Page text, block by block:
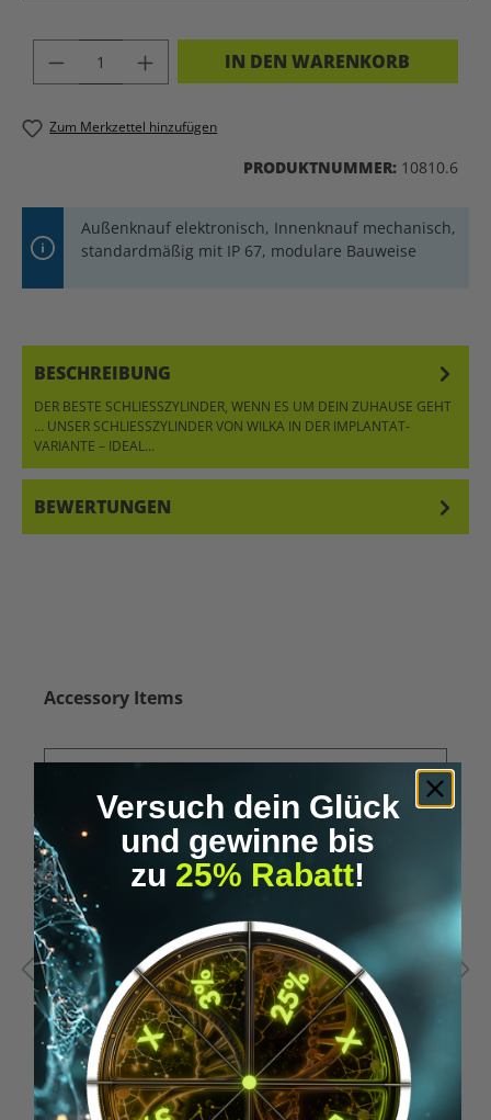
PRODUKT ANZAHL: GIB DEN
IN DEN WARENKORB
Zum Merkzettel hinzufügen
PRODUKTNUMMER: 10810.6
Außenknauf elektronisch, Innenknauf mechanisch,
standardmäßig mit IP 67, modulare Bauweise
BESCHREIBUNG
DER BESTE SCHLIESSZYLINDER, WENN ES UM DEIN ZUHAUSE GEHT …
UNSER SCHLIESSZYLINDER VON WILKA IN DER IMPLANTAT-VA
RIANTE – IDEAL…
BEWERTUNGEN
Produktgalerie überspringen
Accessory Items
Versuch dein Glück
und gewinne bis
zu 25% Rabatt!